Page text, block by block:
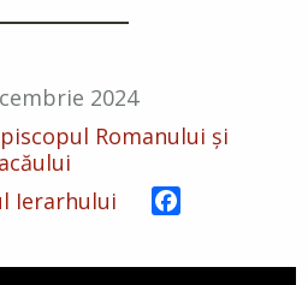
2024
Romanului și
Ierarhului